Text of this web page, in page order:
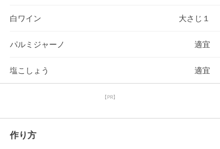
白ワイン 大さじ１
パルミジャーノ 適宜
塩こしょう 適宜
【PR】
作り方